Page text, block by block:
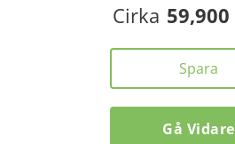
Cirka 59,900
Spara
Gå Vidare